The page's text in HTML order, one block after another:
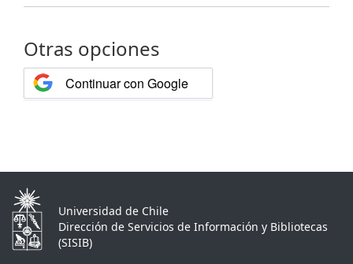
Otras opciones
Continuar con Google
Universidad de Chile
Dirección de Servicios de Información y Bibliotecas
(SISIB)